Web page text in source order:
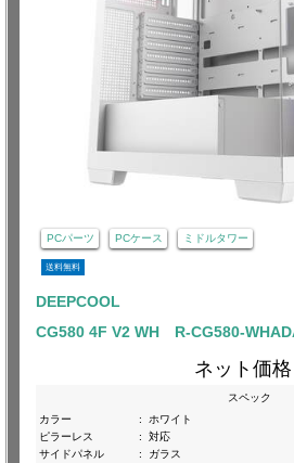
PCパーツ PCケース ミドルタワー
送料無料
DEEPCOOL
CG580 4F V2 WH R-CG580-
ネット価格
スペック
カラー
:
ホワイト
ピラーレス
:
対応
サイドパネル
:
ガラス